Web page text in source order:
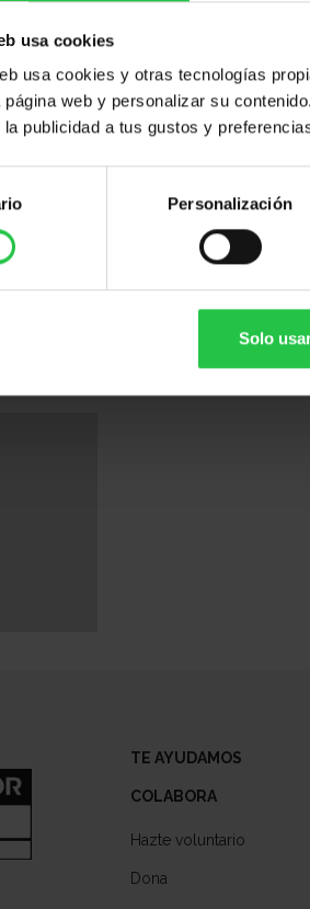
usa cookies
usa cookies y otras tecnologías
web y personalizar su
publicidad a tus gustos y
Personalización
Solo
Durante
TE AYUDAMOS
COLABORA
Hazte voluntario
Dona